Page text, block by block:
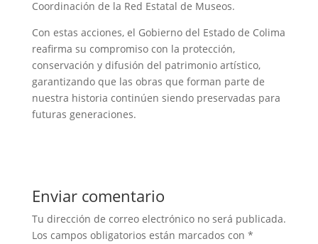
Coordinación de la Red Estatal de Museos.
Con estas acciones, el Gobierno del Estado de Colima
reafirma su compromiso con la protección,
conservación y difusión del patrimonio artístico,
garantizando que las obras que forman parte de
nuestra historia continúen siendo preservadas para
futuras generaciones.
Enviar comentario
Tu dirección de correo electrónico no será publicada.
Los campos obligatorios están marcados con *